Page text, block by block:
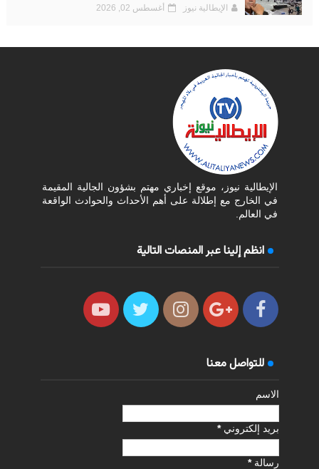
الإيطالية نيوز أغسطس 02, 2026
الإيطالية نيوز، موقع إخباري مهتم بشؤون الجالية المقيمة
في الخارج مع إطلالة على أهم الأحداث والحوادث الواقعة
في العالم.
انظم إلينا عبر المنصات التالية
للتواصل معنا
الاسم
بريد إلكتروني*
رسالة*